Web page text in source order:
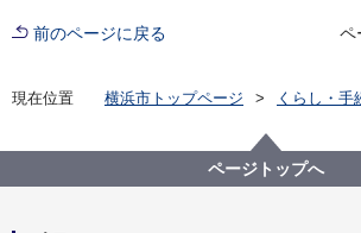
前のページに戻る ペ
現在位置 横浜市トップページ
くらし・手
公園に関するよくある質問
子どもと遊び、遊具について
公園の広場を独占されていて子ども
ページトップへ